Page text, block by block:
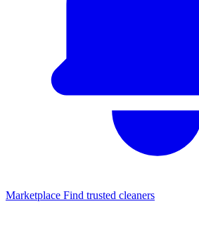
Marketplace Find trusted cleaners